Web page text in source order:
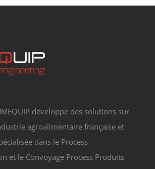
développe des solutions sur
agroalimentaire française et
dans le Process
et le Convoyage Process Produits